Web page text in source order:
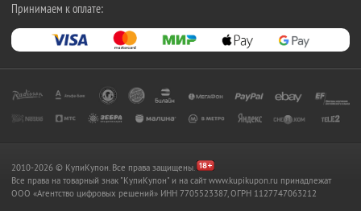
Принимаем к оплате:
2010-2026 © КупиКупон. Все права защищены.
Все права на товарный знак "КупиКупон" и на сайт www.kupikupon.ru принадлежат
OOO «Агентство цифровых решений» ИНН 7705523387, ОГРН 1127747063212